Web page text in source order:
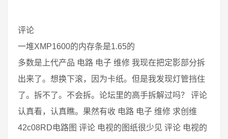
评论
一堆XMP1600的内存条是1.65的
多数是上代产品 电路 电子 维修 我现在把定影部分拆
出来了。想换下滚，因为卡纸。但是我发现灯管挡住
了。拆不了。不会拆。论坛里的高手拆解过吗？ 评论
认真看，认真瞧。果然有收 电路 电子 维修 求创维
42c08RD电路图 评论 电视的图纸很少见 评论 电视的